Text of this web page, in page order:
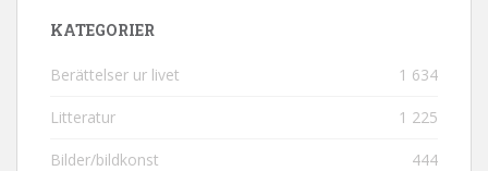
KATEGORIER
Berättelser ur livet 1 634
Litteratur 1 225
Bilder/bildkonst 444